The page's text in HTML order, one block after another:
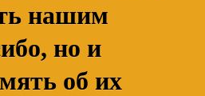
нашим
но и
об их